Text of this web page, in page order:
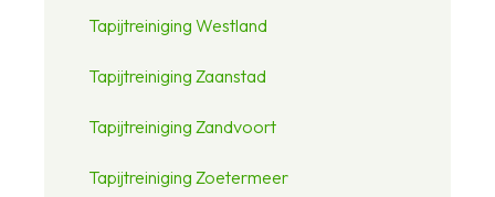
Tapijtreiniging Westland
Tapijtreiniging Zaanstad
Tapijtreiniging Zandvoort
Tapijtreiniging Zoetermeer